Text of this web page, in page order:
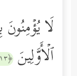
لَا
ٱلۡأَوَّلِینَ ﴿١٣﴾